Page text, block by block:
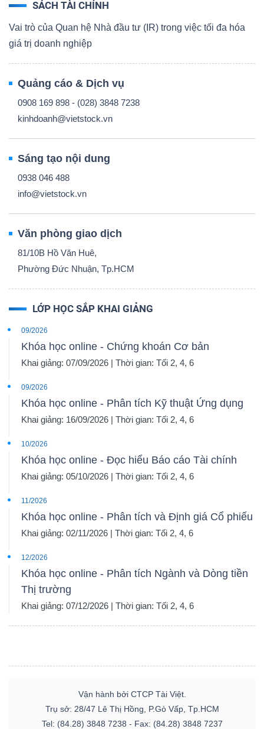
SÁCH TÀI CHÍNH
Vai trò của Quan hệ Nhà đầu tư (IR) trong việc tối đa hóa
giá trị doanh nghiệp
Quảng cáo & Dịch vụ
0908 169 898 - (028) 3848 7238
kinhdoanh@vietstock.vn
Sáng tạo nội dung
0938 046 488
info@vietstock.vn
Văn phòng giao dịch
81/10B Hồ Văn Huê,
Phường Đức Nhuận, Tp.HCM
LỚP HỌC SẮP KHAI GIẢNG
09/2026
Khóa học online - Chứng khoán Cơ bản
Khai giảng: 07/09/2026 | Thời gian: Tối 2, 4, 6
09/2026
Khóa học online - Phân tích Kỹ thuật Ứng dụng
Khai giảng: 16/09/2026 | Thời gian: Tối 2, 4, 6
10/2026
Khóa học online - Đọc hiểu Báo cáo Tài chính
Khai giảng: 05/10/2026 | Thời gian: Tối 2, 4, 6
11/2026
Khóa học online - Phân tích và Định giá Cổ phiếu
Khai giảng: 02/11/2026 | Thời gian: Tối 2, 4, 6
12/2026
Khóa học online - Phân tích Ngành và Dòng tiền
Thị trường
Khai giảng: 07/12/2026 | Thời gian: Tối 2, 4, 6
Vận hành bởi CTCP Tài Việt.
Trụ sở: 28/47 Lê Thị Hồng, P.Gò Vấp, Tp.HCM
Tel: (84.28) 3848 7238 - Fax: (84.28) 3848 7237